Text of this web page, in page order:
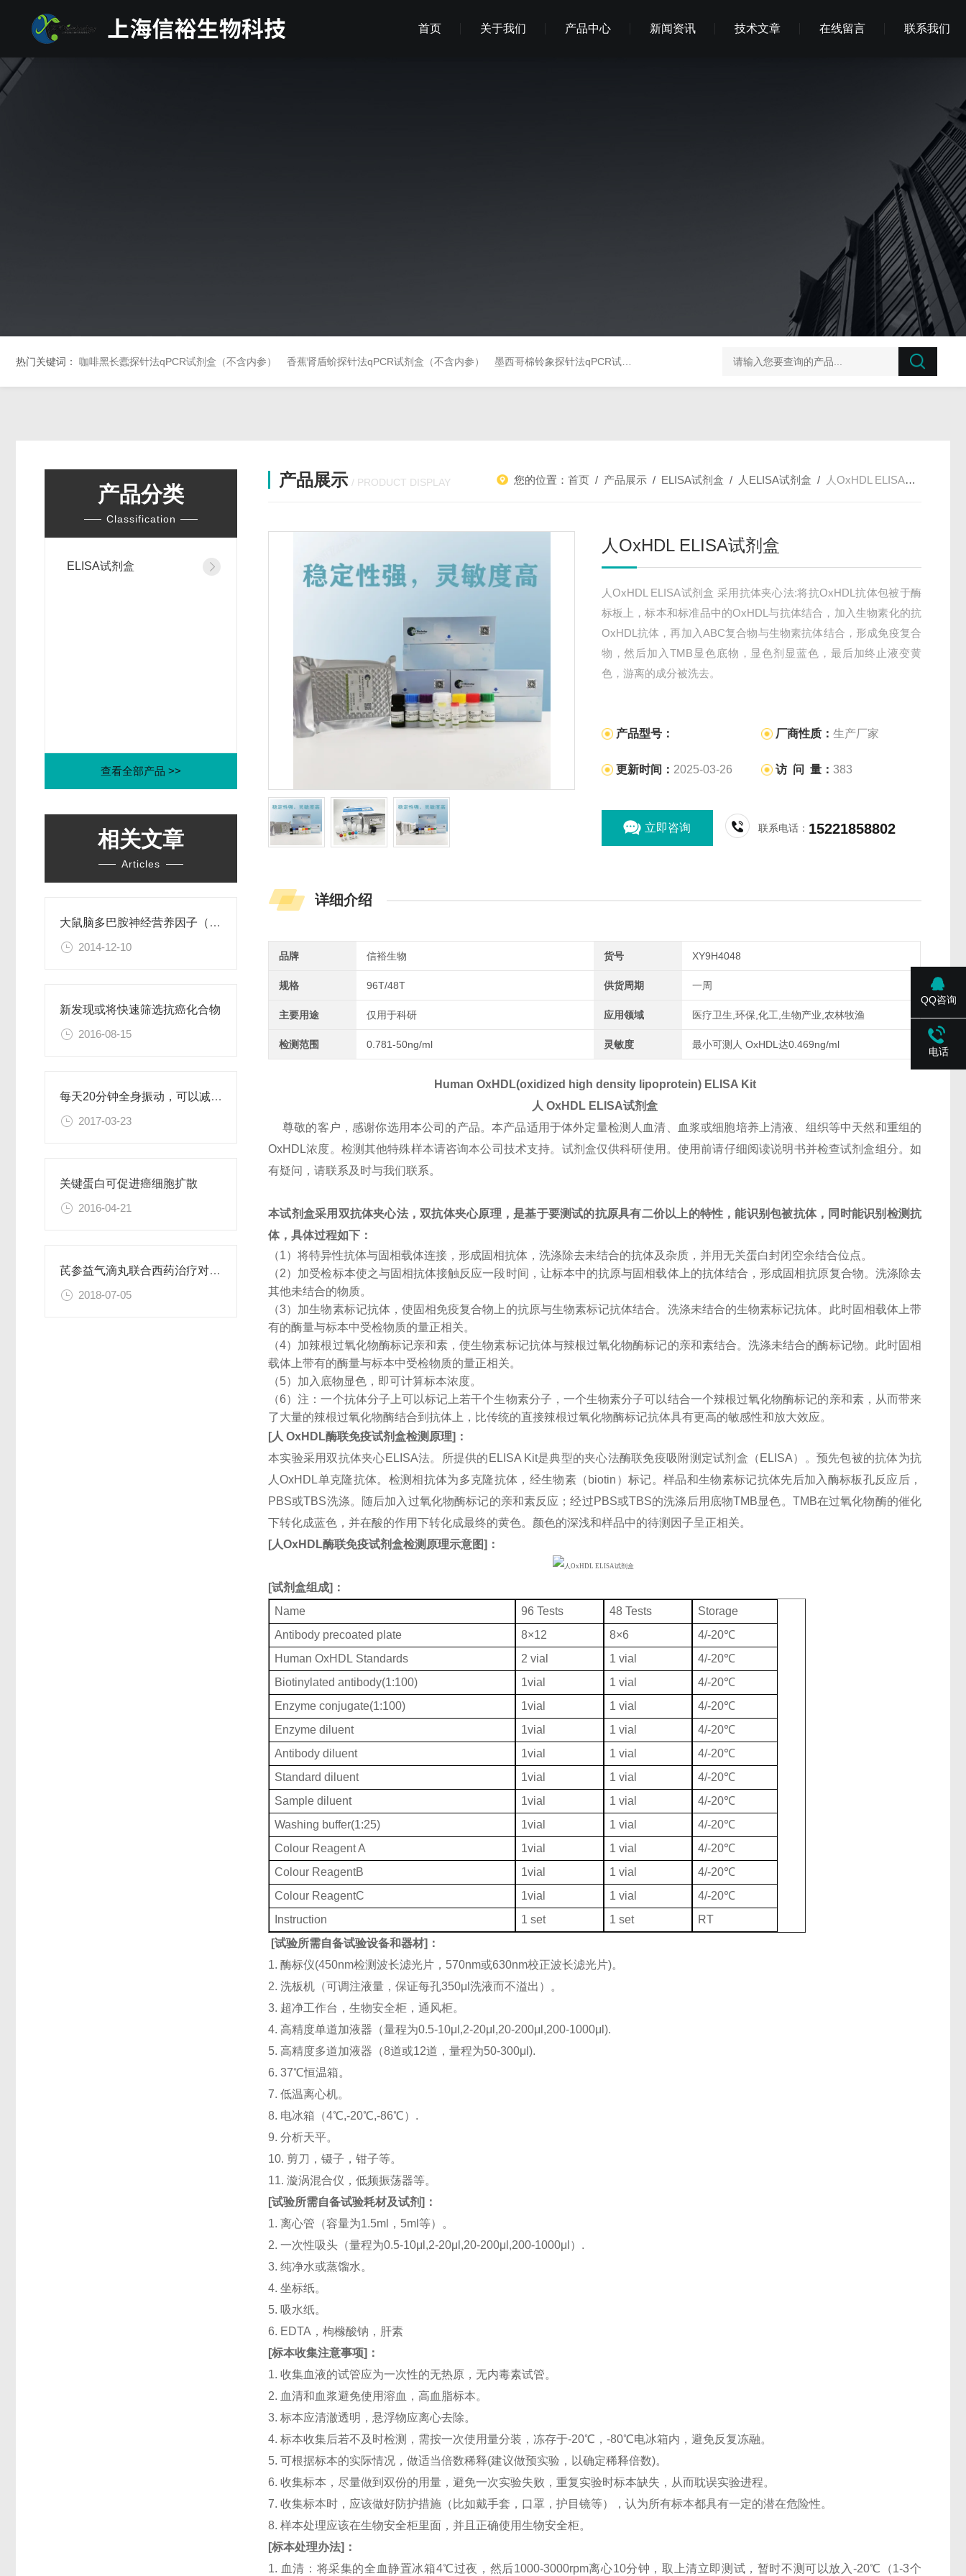
首页 关于我们 产品中心 新闻资讯 技术文章 在线留言 联系我们
热门关键词： 咖啡黑长蠹探针法qPCR试剂盒（不含内参） 香蕉肾盾蚧探针法qPCR试剂盒（不含内参） 墨西哥棉铃象探针法qPCR试剂盒（不含内参） 榛子东部枯萎病菌探针法qPCR试剂盒不含内参
产品分类
Classification
ELISA试剂盒
查看全部产品 >>
相关文章
Articles
大鼠脑多巴胺神经营养因子（CDNF）ELISA试剂盒
2014-12-10
新发现或将快速筛选抗癌化合物
2016-08-15
每天20分钟全身振动，可以减肥、对抗糖尿病
2017-03-23
关键蛋白可促进癌细胞扩散
2016-04-21
芪参益气滴丸联合西药治疗对稳定型心绞痛患者血清抵抗素水平的影响
2018-07-05
产品展示 / PRODUCT DISPLAY 您的位置：首页 / 产品展示 / ELISA试剂盒 / 人ELISA试剂盒 / 人OxHDL ELISA试剂盒
人OxHDL ELISA试剂盒
人OxHDL ELISA试剂盒 采用抗体夹心法:将抗OxHDL抗体包被于酶
标板上，标本和标准品中的OxHDL与抗体结合，加入生物素化的抗
OxHDL抗体，再加入ABC复合物与生物素抗体结合，形成免疫复合
物，然后加入TMB显色底物，显色剂显蓝色，最后加终止液变黄
色，游离的成分被洗去。
产品型号： 厂商性质：生产厂家
更新时间： 2025-03-26 访 问 量：383
立即咨询 联系电话： 15221858802
详细介绍
品牌 信裕生物 货号 XY9H4048
规格 96T/48T 供货周期 一周
主要用途 仅用于科研 应用领域 医疗卫生,环保,化工,生物产业,农林牧渔
检测范围 0.781-50ng/ml 灵敏度 最小可测人 OxHDL达0.469ng/ml
Human OxHDL(oxidized high density lipoprotein) ELISA Kit
人 OxHDL ELISA试剂盒
尊敬的客户，感谢你选用本公司的产品。本产品适用于体外定量检测人血清、血浆或细胞培养上清液、组织等中天然和重组的
OxHDL浓度。检测其他特殊样本请咨询本公司技术支持。试剂盒仅供科研使用。使用前请仔细阅读说明书并检查试剂盒组分。如
有疑问，请联系及时与我们联系。
本试剂盒采用双抗体夹心法，双抗体夹心原理，是基于要测试的抗原具有二价以上的特性，能识别包被抗体，同时能识别检测抗
体，具体过程如下：
（1）将特异性抗体与固相载体连接，形成固相抗体，洗涤除去未结合的抗体及杂质，并用无关蛋白封闭空余结合位点。
（2）加受检标本使之与固相抗体接触反应一段时间，让标本中的抗原与固相载体上的抗体结合，形成固相抗原复合物。洗涤除去
其他未结合的物质。
（3）加生物素标记抗体，使固相免疫复合物上的抗原与生物素标记抗体结合。洗涤未结合的生物素标记抗体。此时固相载体上带
有的酶量与标本中受检物质的量正相关。
（4）加辣根过氧化物酶标记亲和素，使生物素标记抗体与辣根过氧化物酶标记的亲和素结合。洗涤未结合的酶标记物。此时固相
载体上带有的酶量与标本中受检物质的量正相关。
（5）加入底物显色，即可计算标本浓度。
（6）注：一个抗体分子上可以标记上若干个生物素分子，一个生物素分子可以结合一个辣根过氧化物酶标记的亲和素，从而带来
了大量的辣根过氧化物酶结合到抗体上，比传统的直接辣根过氧化物酶标记抗体具有更高的敏感性和放大效应。
[人 OxHDL酶联免疫试剂盒检测原理] ：
本实验采用双抗体夹心ELISA法。所提供的ELISA Kit是典型的夹心法酶联免疫吸附测定试剂盒（ELISA）。预先包被的抗体为抗
人OxHDL单克隆抗体。检测相抗体为多克隆抗体，经生物素（biotin）标记。样品和生物素标记抗体先后加入酶标板孔反应后，
PBS或TBS洗涤。随后加入过氧化物酶标记的亲和素反应；经过PBS或TBS的洗涤后用底物TMB显色。TMB在过氧化物酶的催化
下转化成蓝色，并在酸的作用下转化成最终的黄色。颜色的深浅和样品中的待测因子呈正相关。
[人OxHDL酶联免疫试剂盒检测原理示意图] ：
[试剂盒组成]：
Name
96 Tests 48 Tests
Storage
Antibody precoated plate
8×12 8×6
4/-20℃
Human OxHDL Standards
2 vial 1 vial
4/-20℃
Biotinylated antibody(1:100)
1vial 1 vial
4/-20℃
Enzyme conjugate(1:100)
1vial 1 vial
4/-20℃
Enzyme diluent
1vial 1 vial
4/-20℃
Antibody diluent
1vial 1 vial
4/-20℃
Standard diluent
1vial 1 vial
4/-20℃
Sample diluent
1vial 1 vial
4/-20℃
Washing buffer(1:25)
1vial 1 vial
4/-20℃
Colour Reagent A
1vial 1 vial
4/-20℃
Colour ReagentB
1vial 1 vial
4/-20℃
Colour ReagentC
1vial 1 vial
4/-20℃
Instruction
1 set 1 set
RT
[试验所需自备试验设备和器材]：
1. 酶标仪(450nm检测波长滤光片，570nm或630nm校正波长滤光片)。
2. 洗板机（可调注液量，保证每孔350μl洗液而不溢出）。
3. 超净工作台，生物安全柜，通风柜。
4. 高精度单道加液器（量程为0.5-10μl,2-20μl,20-200μl,200-1000μl).
5. 高精度多道加液器（8道或12道，量程为50-300μl).
6. 37℃恒温箱。
7. 低温离心机。
8. 电冰箱（4℃,-20℃,-86℃）.
9. 分析天平。
10. 剪刀，镊子，钳子等。
11. 漩涡混合仪，低频振荡器等。
[试验所需自备试验耗材及试剂]：
1. 离心管（容量为1.5ml，5ml等）。
2. 一次性吸头（量程为0.5-10μl,2-20μl,20-200μl,200-1000μl）.
3. 纯净水或蒸馏水。
4. 坐标纸。
5. 吸水纸。
6. EDTA，枸橼酸钠，肝素
[标本收集注意事项]：
1. 收集血液的试管应为一次性的无热原，无内毒素试管。
2. 血清和血浆避免使用溶血，高血脂标本。
3. 标本应清澈透明，悬浮物应离心去除。
4. 标本收集后若不及时检测，需按一次使用量分装，冻存于-20℃，-80℃电冰箱内，避免反复冻融。
5. 可根据标本的实际情况，做适当倍数稀释(建议做预实验，以确定稀释倍数)。
6. 收集标本，尽量做到双份的用量，避免一次实验失败，重复实验时标本缺失，从而耽误实验进程。
7. 收集标本时，应该做好防护措施（比如戴手套，口罩，护目镜等），认为所有标本都具有一定的潜在危险性。
8. 样本处理应该在生物安全柜里面，并且正确使用生物安全柜。
[标本处理办法]：
1. 血清：将采集的全血静置冰箱4℃过夜，然后1000-3000rpm离心10分钟，取上清立即测试，暂时不测可以放入-20℃（1-3个
QQ咨询
电话